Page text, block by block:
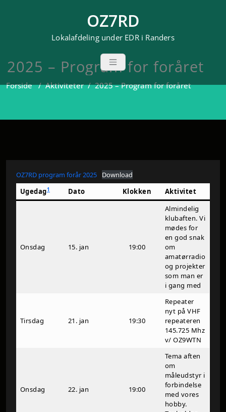
OZ7RD
Lokalafdeling under EDR i Randers
2025 – Program for foråret
Forside/Aktiviteter/2025 – Program for foråret
OZ7RD program forår 2025
Download
Ugedag1 Dato Klokken Aktivitet
Onsdag 15. jan 19:00
Almindelig
klubaften. Vi
mødes for
en god snak
om
amatørradio
og projekter
som man er
i gang med
Tirsdag 21. jan 19:30
Repeater
nyt på VHF
repeateren
145.725 Mhz
v/ OZ9WTN
Onsdag 22. jan 19:00
Tema aften
om
måleudstyr i
forbindelse
med vores
hobby.